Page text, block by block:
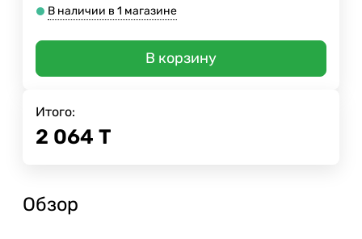
В наличии в 1 магазине
В корзину
Итого:
2 064 Т
Обзор